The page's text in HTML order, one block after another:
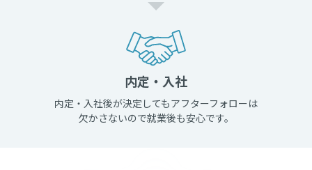
内定・入社
内定・入社後が決定してもアフターフォローは
欠かさないので就業後も安心です。